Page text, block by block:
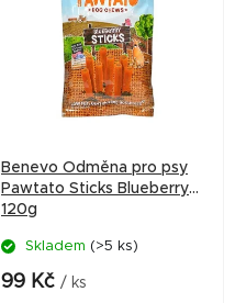
Benevo Odměna pro psy
Pawtato Sticks Blueberry
120g
Skladem (>5 ks)
99 Kč / ks